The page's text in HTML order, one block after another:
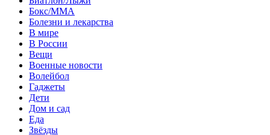
Бокс/MMA
Болезни и лекарства
В мире
В России
Вещи
Военные новости
Волейбол
Гаджеты
Дети
Дом и сад
Еда
Звёзды